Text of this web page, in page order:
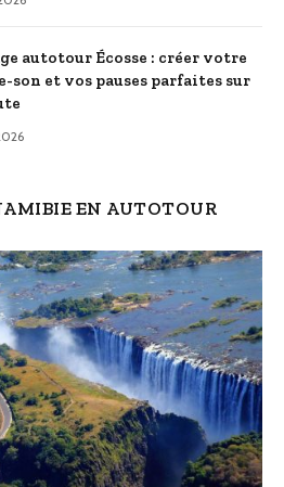
autotour Écosse : créer votre
son et vos pauses parfaites sur
EN AUTOTOUR